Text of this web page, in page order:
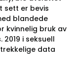
sett er bevis
blandede
kvinnelig bruk av
2019 i seksuell
data